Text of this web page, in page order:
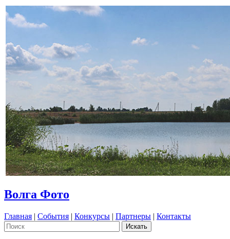
Волга Фото
Главная | События | Конкурсы | Партнеры | Контакты